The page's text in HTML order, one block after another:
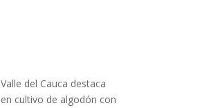
Valle del Cauca destaca
en cultivo de algodón con